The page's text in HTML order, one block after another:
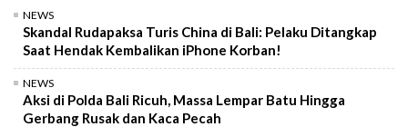
NEWS
Skandal Rudapaksa Turis China di Bali: Pelaku Ditangkap
Saat Hendak Kembalikan iPhone Korban!
NEWS
Aksi di Polda Bali Ricuh, Massa Lempar Batu Hingga
Gerbang Rusak dan Kaca Pecah